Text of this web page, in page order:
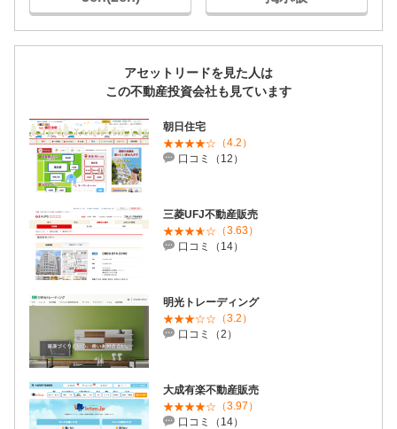
アセットリードを見た人は
この不動産投資会社も見ています
朝日住宅
（4.2）
口コミ（12）
三菱UFJ不動産販売
（3.63）
口コミ（14）
明光トレーディング
（3.2）
口コミ（2）
大成有楽不動産販売
（3.97）
口コミ（14）